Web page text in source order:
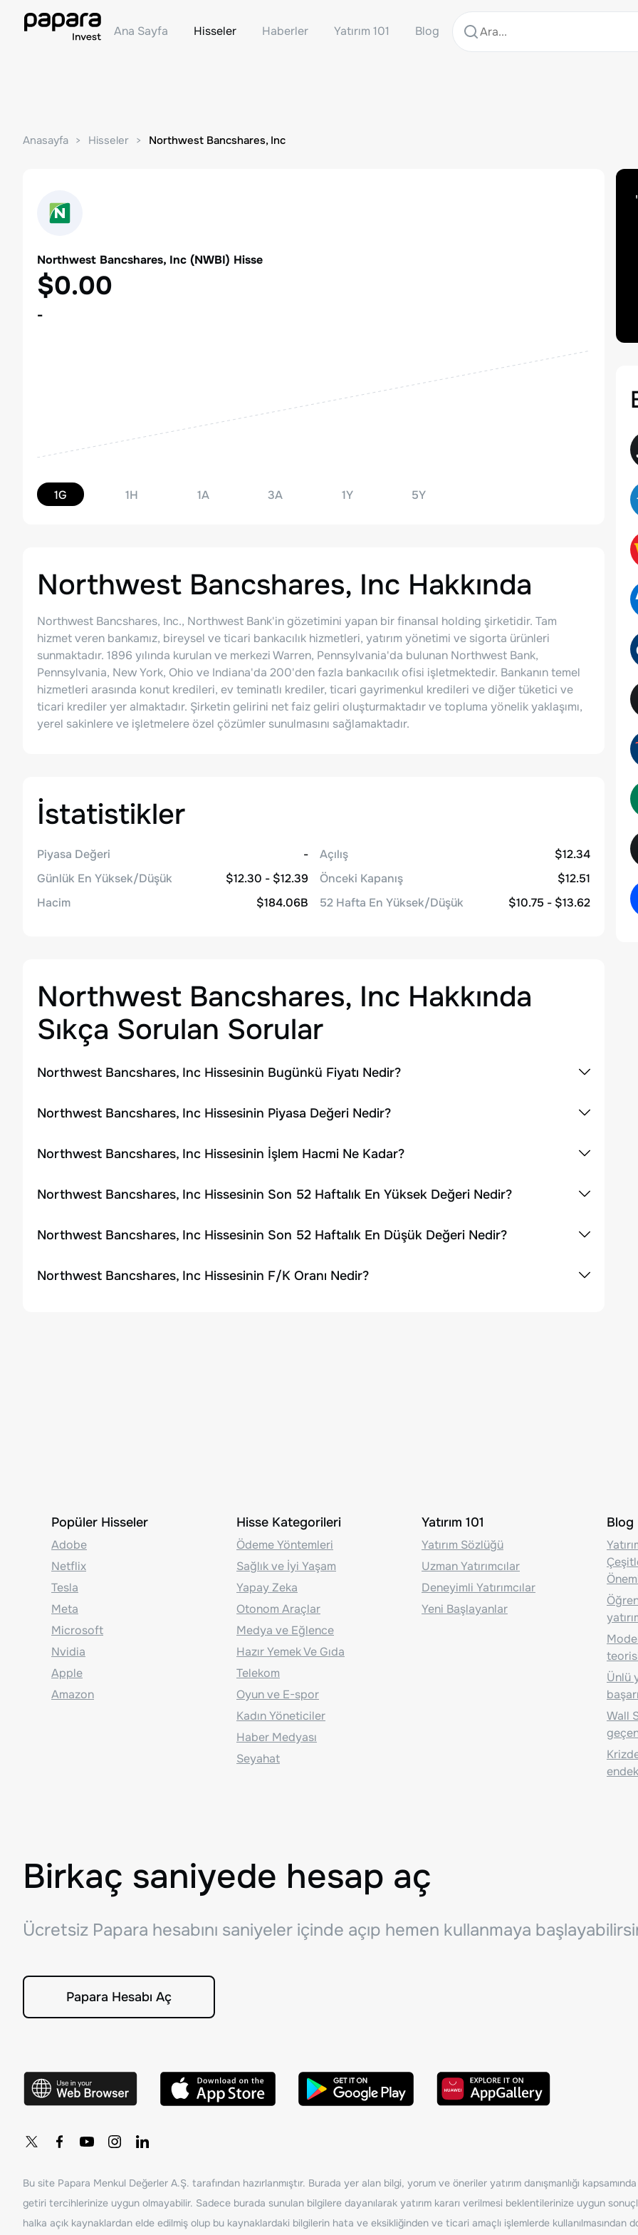
Ana Sayfa Hisseler Haberler Yatırım 101 Blog
Anasayfa Hisseler Northwest Bancshares, Inc
Northwest Bancshares, Inc (NWBI) Hisse
$0.00
-
1G 1H 1A 3A 1Y 5Y
Northwest Bancshares, Inc Hakkında
Northwest Bancshares, Inc., Northwest Bank'in gözetimini yapan bir finansal holding şirketidir. Tam
hizmet veren bankamız, bireysel ve ticari bankacılık hizmetleri, yatırım yönetimi ve sigorta ürünleri
sunmaktadır. 1896 yılında kurulan ve merkezi Warren, Pennsylvania'da bulunan Northwest Bank,
Pennsylvania, New York, Ohio ve Indiana'da 200'den fazla bankacılık ofisi işletmektedir. Bankanın temel
hizmetleri arasında konut kredileri, ev teminatlı krediler, ticari gayrimenkul kredileri ve diğer tüketici ve
ticari krediler yer almaktadır. Şirketin gelirini net faiz geliri oluşturmaktadır ve topluma yönelik yaklaşımı,
yerel sakinlere ve işletmelere özel çözümler sunulmasını sağlamaktadır.
İstatistikler
Piyasa Değeri
-
Günlük En Yüksek/Düşük
$12.30 - $12.39
Hacim
$184.06B
Açılış
$12.34
Önceki Kapanış
$12.51
52 Hafta En Yüksek/Düşük
$10.75 - $13.62
Northwest Bancshares, Inc Hakkında
Sıkça Sorulan Sorular
Northwest Bancshares, Inc Hissesinin Bugünkü Fiyatı Nedir?
Northwest Bancshares, Inc Hissesinin Piyasa Değeri Nedir?
Northwest Bancshares, Inc Hissesinin İşlem Hacmi Ne Kadar?
Northwest Bancshares, Inc Hissesinin Son 52 Haftalık En Yüksek Değeri Nedir?
Northwest Bancshares, Inc Hissesinin Son 52 Haftalık En Düşük Değeri Nedir?
Northwest Bancshares, Inc Hissesinin F/K Oranı Nedir?
Popüler Hisseler
Adobe
Netflix
Tesla
Meta
Microsoft
Nvidia
Apple
Amazon
Hisse Kategorileri
Ödeme Yöntemleri
Sağlık ve İyi Yaşam
Yapay Zeka
Otonom Araçlar
Medya ve Eğlence
Hazır Yemek Ve Gıda
Telekom
Oyun ve E-spor
Kadın Yöneticiler
Haber Medyası
Seyahat
Yatırım 101
Yatırım Sözlüğü
Uzman Yatırımcılar
Deneyimli Yatırımcılar
Yeni Başlayanlar
Blog
Ünlü
Wall
Birkaç saniyede hesap aç
Ücretsiz Papara hesabını saniyeler içinde açıp hemen kullanmaya
Papara Hesabı Aç
Bu site Papara Menkul Değerler A.Ş. tarafından hazırlanmıştır. Burada yer alan bilgi, yorum ve öneriler yatırım danışmanlığı
getiri tercihlerinize uygun olmayabilir. Sadece burada sunulan bilgilere dayanılarak yatırım kararı verilmesi beklentilerinize uygun
halka açık kaynaklardan elde edilmiş olup bu kaynaklardaki bilgilerin hata ve eksikliğinden ve ticari amaçlı işlemlerde